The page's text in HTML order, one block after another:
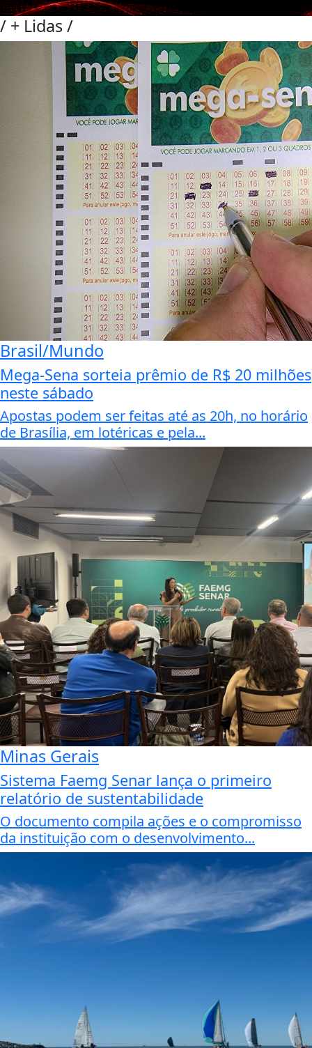
/ + Lidas/
Brasil/Mundo
Mega-Sena sorteia prêmio de R$ 20 milhões
neste sábado
Apostas podem ser feitas até as 20h, no horário
de Brasília, em lotéricas e pela...
Minas Gerais
Sistema Faemg Senar lança o primeiro
relatório de sustentabilidade
O documento compila ações e o compromisso
da instituição com o desenvolvimento...